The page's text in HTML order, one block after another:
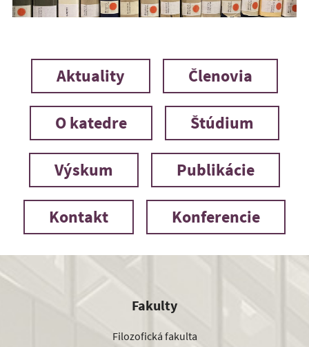
Aktuality Členovia
O katedre Štúdium
Výskum Publikácie
Kontakt Konferencie
Fakulty
Filozofická fakulta